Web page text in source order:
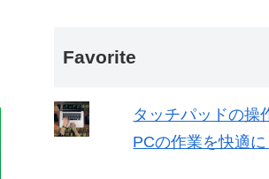
Favorite
タッチパッドの操
PCの作業を快適に